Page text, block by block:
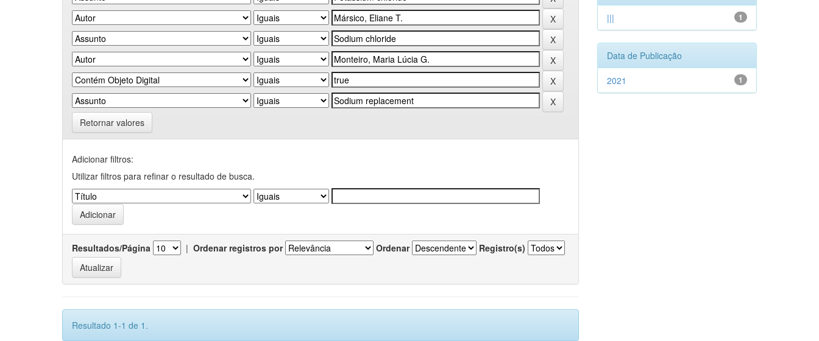
Retornar valores
Adicionar filtros:
Utilizar filtros para refinar o resultado de busca.
Resultados/Página | Ordenar registros por Ordenar Registro(s)
Resultado 1-1 de 1.
1
|||
Data de Publicação
1
2021